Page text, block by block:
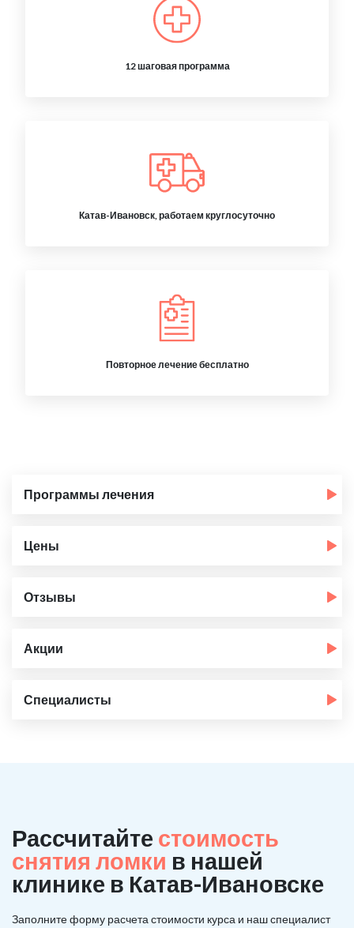
12 шаговая программа
Катав-Ивановск, работаем круглосуточно
Повторное лечение бесплатно
Программы лечения
Цены
Отзывы
Акции
Специалисты
Рассчитайте стоимость
снятия ломки в нашей
клинике в Катав-Ивановске
Заполните форму расчета стоимости курса и наш специалист